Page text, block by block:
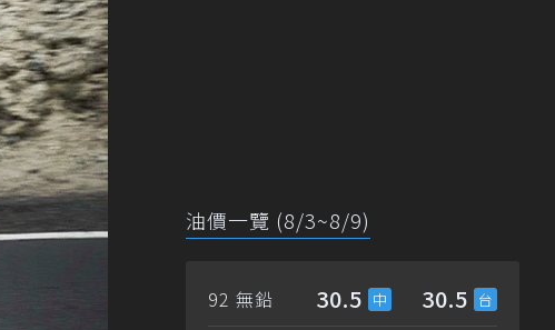
油價一覽 (8/3~8/9)
92 無鉛 30.5 30.5